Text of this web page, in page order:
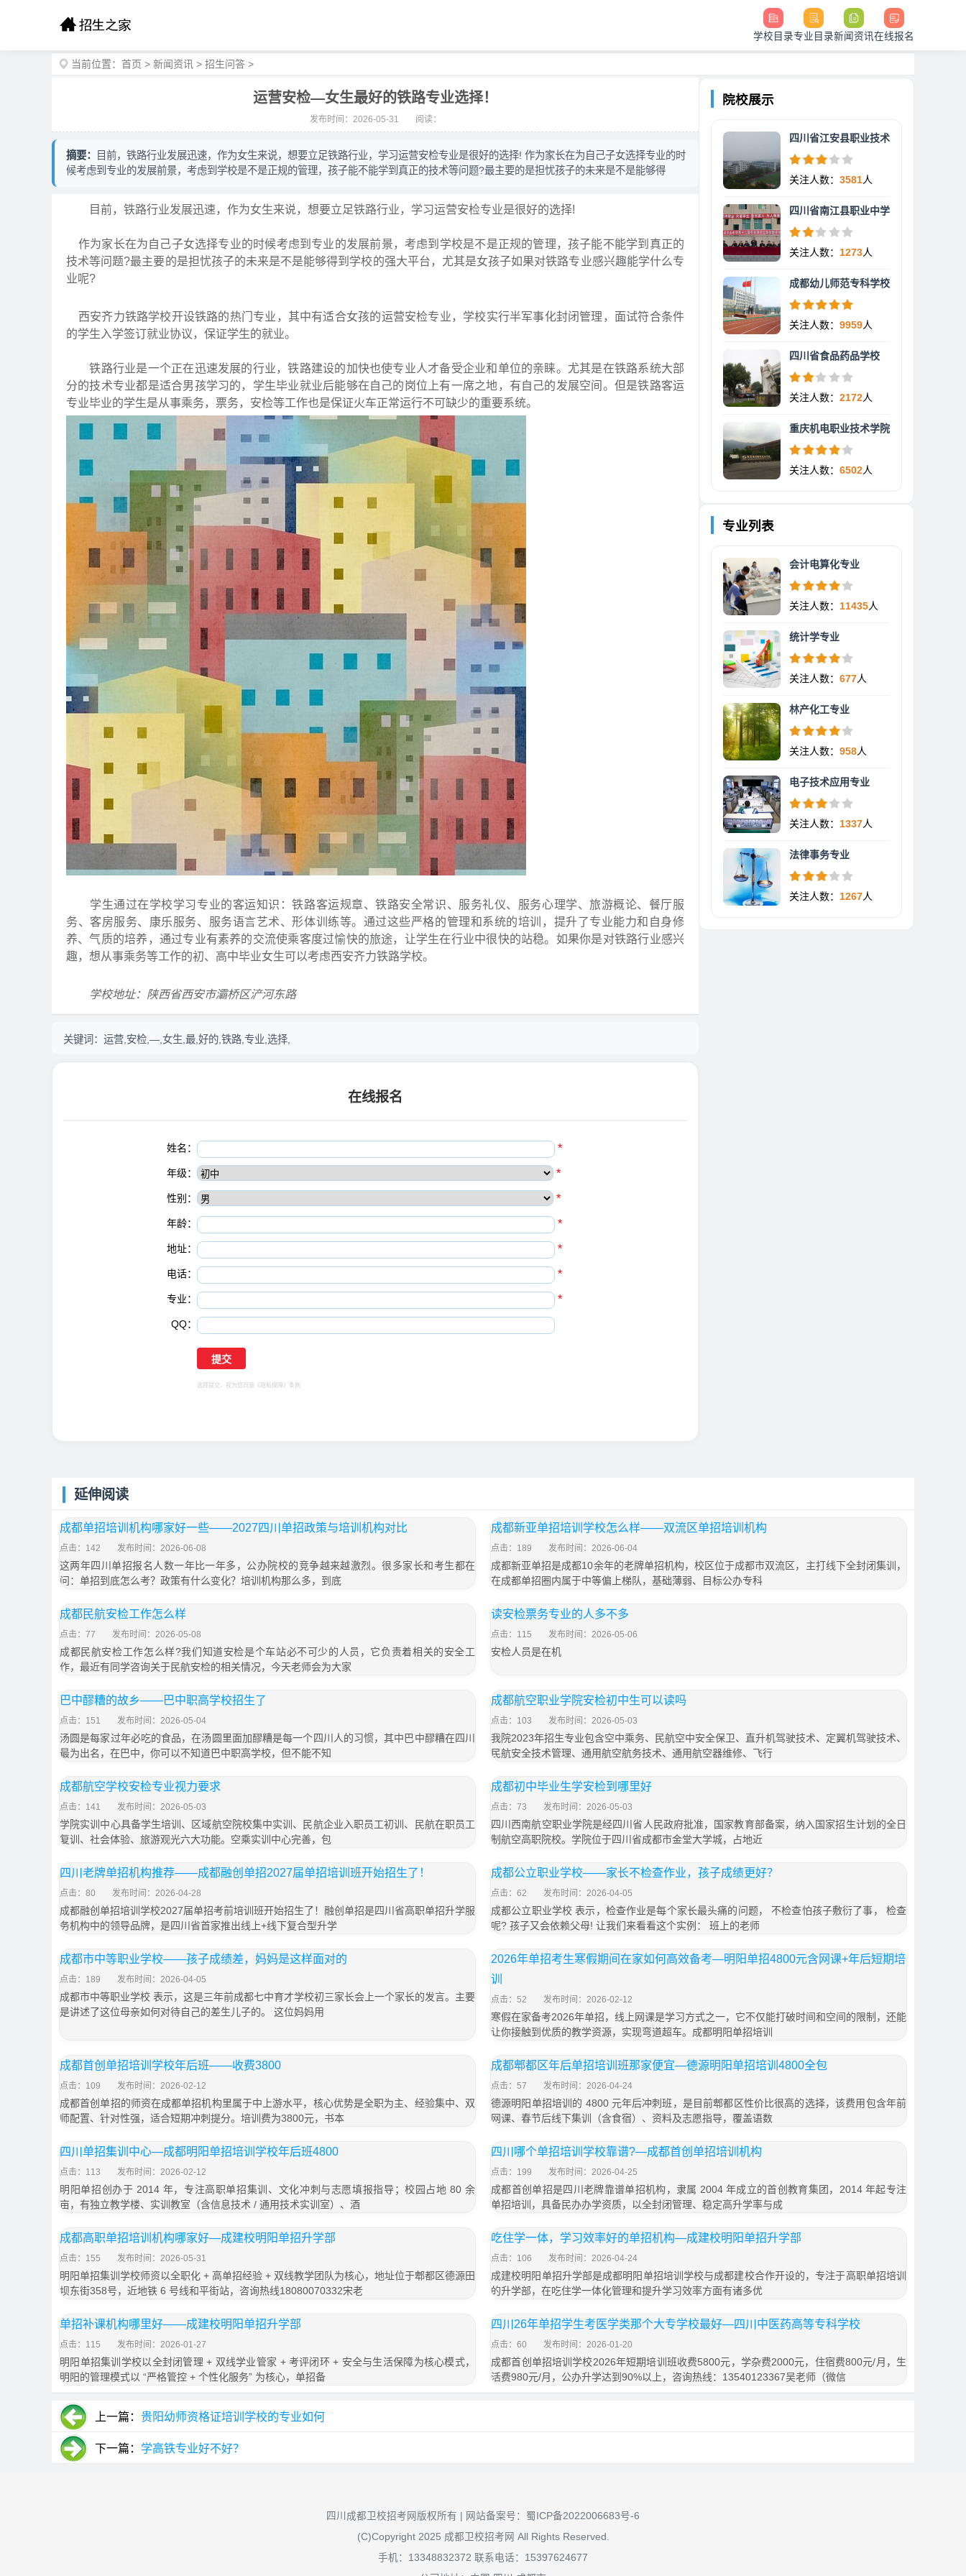
学校目录专业目录新闻资讯在线报名
当前位置： 首页 > 新闻资讯 > 招生问答 >
运营安检—女生最好的铁路专业选择！
发布时间：2026-05-31 阅读：
摘要：
目前，铁路行业发展迅速，作为女生来说，想要立足铁路行业，学习运营安检专业是很好的选择! 作为家长在为自己子女选择专业的时
候考虑到专业的发展前景，考虑到学校是不是正规的管理，孩子能不能学到真正的技术等问题?最主要的是担忧孩子的未来是不是能够得
目前，铁路行业发展迅速，作为女生来说，想要立足铁路行业，学习运营安检专业是很好的选择!
作为家长在为自己子女选择专业的时候考虑到专业的发展前景，考虑到学校是不是正规的管理，孩子能不能学到真正的
技术等问题?最主要的是担忧孩子的未来是不是能够得到学校的强大平台，尤其是女孩子如果对铁路专业感兴趣能学什么专
业呢?
西安齐力铁路学校开设铁路的热门专业，其中有适合女孩的运营安检专业，学校实行半军事化封闭管理，面试符合条件
的学生入学签订就业协议，保证学生的就业。
铁路行业是一个正在迅速发展的行业，铁路建设的加快也使专业人才备受企业和单位的亲睐。尤其是在铁路系统大部
分的技术专业都是适合男孩学习的，学生毕业就业后能够在自己的岗位上有一席之地，有自己的发展空间。但是铁路客运
专业毕业的学生是从事乘务，票务，安检等工作也是保证火车正常运行不可缺少的重要系统。
学生通过在学校学习专业的客运知识：铁路客运规章、铁路安全常识、服务礼仪、服务心理学、旅游概论、餐厅服
务、客房服务、康乐服务、服务语言艺术、形体训练等。通过这些严格的管理和系统的培训，提升了专业能力和自身修
养、气质的培养，通过专业有素养的交流使乘客度过愉快的旅途，让学生在行业中很快的站稳。如果你是对铁路行业感兴
趣，想从事乘务等工作的初、高中毕业女生可以考虑西安齐力铁路学校。
学校地址：陕西省西安市灞桥区浐河东路
关键词： 运营,安检,—,女生,最,好的,铁路,专业,选择,
在线报名
姓名： *
年级： *
性别： *
年龄： *
地址： *
电话： *
专业： *
QQ：
选择提交，视为您同意 《隐私保障》 条例
院校展示
四川省江安县职业技术
关注人数： 3581人
四川省南江县职业中学
关注人数： 1273人
成都幼儿师范专科学校
关注人数： 9959人
四川省食品药品学校
关注人数： 2172人
重庆机电职业技术学院
关注人数： 6502人
专业列表
会计电算化专业
关注人数： 11435人
统计学专业
关注人数： 677人
林产化工专业
关注人数： 958人
电子技术应用专业
关注人数： 1337人
法律事务专业
关注人数： 1267人
延伸阅读
成都单招培训机构哪家好一些——2027四川单招政策与培训机构对比
点击：142 发布时间：2026-06-08
这两年四川单招报名人数一年比一年多，公办院校的竞争越来越激烈。很多家长和考生都在
问：单招到底怎么考？政策有什么变化？培训机构那么多，到底
成都新亚单招培训学校怎么样——双流区单招培训机构
点击：189 发布时间：2026-06-04
成都新亚单招是成都10余年的老牌单招机构，校区位于成都市双流区，主打线下全封闭集训，
在成都单招圈内属于中等偏上梯队，基础薄弱、目标公办专科
成都民航安检工作怎么样
点击：77 发布时间：2026-05-08
成都民航安检工作怎么样?我们知道安检是个车站必不可少的人员，它负责着相关的安全工
作，最近有同学咨询关于民航安检的相关情况，今天老师会为大家
读安检票务专业的人多不多
点击：115 发布时间：2026-05-06
安检人员是在机
巴中醪糟的故乡——巴中职高学校招生了
点击：151 发布时间：2026-05-04
汤圆是每家过年必吃的食品，在汤圆里面加醪糟是每一个四川人的习惯，其中巴中醪糟在四川
最为出名，在巴中，你可以不知道巴中职高学校，但不能不知
成都航空职业学院安检初中生可以读吗
点击：103 发布时间：2026-05-03
我院2023年招生专业包含空中乘务、民航空中安全保卫、直升机驾驶技术、定翼机驾驶技术、
民航安全技术管理、通用航空航务技术、通用航空器维修、飞行
成都航空学校安检专业视力要求
点击：141 发布时间：2026-05-03
学院实训中心具备学生培训、区域航空院校集中实训、民航企业入职员工初训、民航在职员工
复训、社会体验、旅游观光六大功能。空乘实训中心完善，包
成都初中毕业生学安检到哪里好
点击：73 发布时间：2026-05-03
四川西南航空职业学院是经四川省人民政府批准，国家教育部备案，纳入国家招生计划的全日
制航空高职院校。学院位于四川省成都市金堂大学城，占地近
四川老牌单招机构推荐——成都融创单招2027届单招培训班开始招生了！
点击：80 发布时间：2026-04-28
成都融创单招培训学校2027届单招考前培训班开始招生了！融创单招是四川省高职单招升学服
务机构中的领导品牌，是四川省首家推出线上+线下复合型升学
成都公立职业学校——家长不检查作业，孩子成绩更好？
点击：62 发布时间：2026-04-05
成都公立职业学校 表示，检查作业是每个家长最头痛的问题， 不检查怕孩子敷衍了事， 检查
呢? 孩子又会依赖父母! 让我们来看看这个实例： 班上的老师
成都市中等职业学校——孩子成绩差，妈妈是这样面对的
点击：189 发布时间：2026-04-05
成都市中等职业学校 表示，这是三年前成都七中育才学校初三家长会上一个家长的发言。主要
是讲述了这位母亲如何对待自己的差生儿子的。 这位妈妈用
2026年单招考生寒假期间在家如何高效备考—明阳单招4800元含网课+年后短期培
训
点击：52 发布时间：2026-02-12
寒假在家备考2026年单招，线上网课是学习方式之一，它不仅能打破时间和空间的限制，还能
让你接触到优质的教学资源，实现弯道超车。成都明阳单招培训
成都首创单招培训学校年后班——收费3800
点击：109 发布时间：2026-02-12
成都首创单招的师资在成都单招机构里属于中上游水平，核心优势是全职为主、经验集中、双
师配置、针对性强，适合短期冲刺提分。培训费为3800元，书本
成都郫都区年后单招培训班那家便宜—德源明阳单招培训4800全包
点击：57 发布时间：2026-04-24
德源明阳单招培训的 4800 元年后冲刺班，是目前郫都区性价比很高的选择，该费用包含年前
网课、春节后线下集训（含食宿）、资料及志愿指导，覆盖语数
四川单招集训中心—成都明阳单招培训学校年后班4800
点击：113 发布时间：2026-02-12
明阳单招创办于 2014 年，专注高职单招集训、文化冲刺与志愿填报指导；校园占地 80 余
亩，有独立教学楼、实训教室（含信息技术 / 通用技术实训室）、酒
四川哪个单招培训学校靠谱?—成都首创单招培训机构
点击：199 发布时间：2026-04-25
成都首创单招是四川老牌靠谱单招机构，隶属 2004 年成立的首创教育集团，2014 年起专注
单招培训，具备民办办学资质，以全封闭管理、稳定高升学率与成
成都高职单招培训机构哪家好—成建校明阳单招升学部
点击：155 发布时间：2026-05-31
明阳单招集训学校师资以全职化 + 高单招经验 + 双线教学团队为核心，地址位于郫都区德源田
坝东街358号，近地铁 6 号线和平街站，咨询热线18080070332宋老
吃住学一体，学习效率好的单招机构—成建校明阳单招升学部
点击：106 发布时间：2026-04-24
成建校明阳单招升学部是成都明阳单招培训学校与成都建校合作开设的，专注于高职单招培训
的升学部，在吃住学一体化管理和提升学习效率方面有诸多优
单招补课机构哪里好——成建校明阳单招升学部
点击：115 发布时间：2026-01-27
明阳单招集训学校以全封闭管理 + 双线学业管家 + 考评闭环 + 安全与生活保障为核心模式，
明阳的管理模式以 “严格管控 + 个性化服务” 为核心，单招备
四川26年单招学生考医学类那个大专学校最好—四川中医药高等专科学校
点击：60 发布时间：2026-01-20
成都首创单招培训学校2026年短期培训班收费5800元，学杂费2000元，住宿费800元/月，生
活费980元/月，公办升学达到90%以上，咨询热线：13540123367吴老师（微信
上一篇： 贵阳幼师资格证培训学校的专业如何
下一篇： 学高铁专业好不好？
四川成都卫校招考网版权所有 | 网站备案号： 蜀ICP备2022006683号-6
(C)Copyright 2025 成都卫校招考网 All Rights Reserved.
手机：13348832372 联系电话：15397624677